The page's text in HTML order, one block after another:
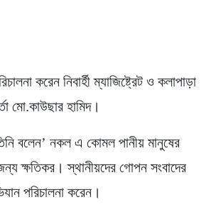
করেন নিবার্হী ম্যাজিষ্ট্রেট ও কলাপাড়া
মো.কাউছার হামিদ।
বলেন’ নকল এ কোমল পানীয় মানুষের
ক্ষতিকর। স্থানীয়দের গোপন সংবাদের
পরিচালনা করেন।